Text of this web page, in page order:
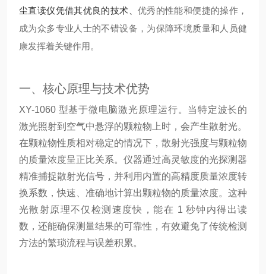
尘直读仪凭借其优良的技术、 优秀的性能和便捷的操作，
成为众多专业人士的不错设备，为保障环境质量和人员健
康发挥着关键作用。
一、核心原理与技术优势
XY-1060 型基于微电脑激光原理运行。当特定波长的
激光照射到空气中悬浮的颗粒物上时，会产生散射光。
在颗粒物性质相对稳定的情况下，散射光强度与颗粒物
的质量浓度呈正比关系。仪器通过高灵敏度的光探测器
精准捕捉散射光信号，并利用内置的高精度质量浓度转
换系数，快速、准确地计算出颗粒物的质量浓度。这种
光散射原理不仅检测速度快，能在 1 秒钟内得出读
数，还能确保测量结果的可靠性，有效避免了传统检测
方法的繁琐流程与误差积累。